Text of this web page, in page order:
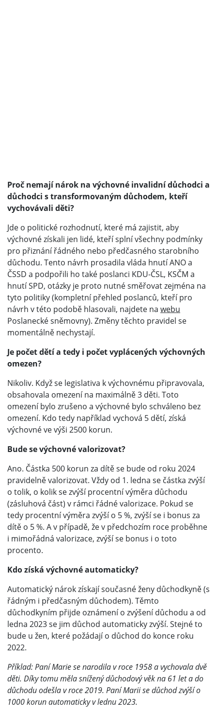
Proč nemají nárok na výchovné invalidní důchodci a
důchodci s transformovaným důchodem, kteří
vychovávali děti?
Jde o politické rozhodnutí, které má zajistit, aby
výchovné získali jen lidé, kteří splní všechny podmínky
pro přiznání řádného nebo předčasného starobního
důchodu. Tento návrh prosadila vláda hnutí ANO a
ČSSD a podpořili ho také poslanci KDU-ČSL, KSČM a
hnutí SPD, otázky je proto nutné směřovat zejména na
tyto politiky (kompletní přehled poslanců, kteří pro
návrh v této podobě hlasovali, najdete na webu
Poslanecké sněmovny). Změny těchto pravidel se
momentálně nechystají.
Je počet dětí a tedy i počet vyplácených výchovných
omezen?
Nikoliv. Když se legislativa k výchovnému připravovala,
obsahovala omezení na maximálně 3 děti. Toto
omezení bylo zrušeno a výchovné bylo schváleno bez
omezení. Kdo tedy například vychová 5 dětí, získá
výchovné ve výši 2500 korun.
Bude se výchovné valorizovat?
Ano. Částka 500 korun za dítě se bude od roku 2024
pravidelně valorizovat. Vždy od 1. ledna se částka zvýší
o tolik, o kolik se zvýší procentní výměra důchodu
(zásluhová část) v rámci řádné valorizace. Pokud se
tedy procentní výměra zvýší o 5 %, zvýší se i bonus za
dítě o 5 %. A v případě, že v předchozím roce proběhne
i mimořádná valorizace, zvýší se bonus i o toto
procento.
Kdo získá výchovné automaticky?
Automatický nárok získají současné ženy důchodkyně (s
řádným i předčasným důchodem). Těmto
důchodkyním přijde oznámení o zvýšení důchodu a od
ledna 2023 se jim důchod automaticky zvýší. Stejné to
bude u žen, které požádají o důchod do konce roku
2022.
Příklad: Paní Marie se narodila v roce 1958 a vychovala dvě
děti. Díky tomu měla snížený důchodový věk na 61 let a do
důchodu odešla v roce 2019. Paní Marii se důchod zvýší o
1000 korun automaticky v lednu 2023.